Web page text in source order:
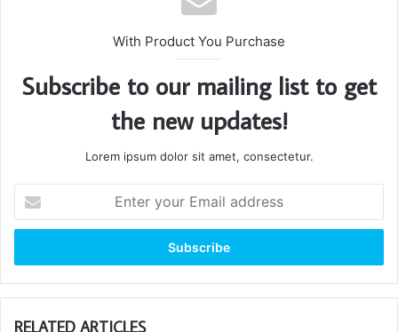
With Product You Purchase
Subscribe to our mailing list to get
the new updates!
Lorem ipsum dolor sit amet, consectetur.
your
Email
RELATED ARTICLES